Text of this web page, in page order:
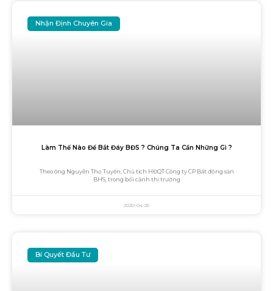
Nhận Định Chuyên Gia
Làm Thế Nào Để Bắt Đáy BĐS ? Chúng Ta Cần Những Gì ?
Theo ông Nguyễn Thọ Tuyển, Chủ tịch HĐQT Công ty CP Bất động sản
BHS, trong bối cảnh thị trường
2020-04-25
Bí Quyết Đầu Tư